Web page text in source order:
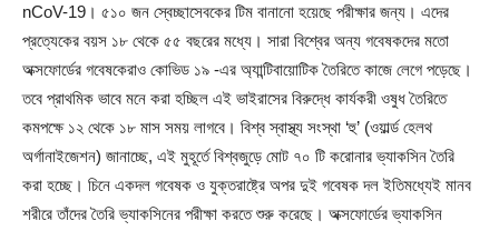
nCoV-19। ৫১০ জন স্বেচ্ছাসেবকের টিম বানানো হয়েছে পরীক্ষার জন্য। এদের
প্রত্যেকের বয়স ১৮ থেকে ৫৫ বছরের মধ্যে। সারা বিশ্বের অন্য গবেষকদের মতো
অক্সফোর্ডের গবেষকেরাও কোভিড ১৯ -এর অ্যান্টিবায়োটিক তৈরিতে কাজে লেগে পড়েছে।
তবে প্রাথমিক ভাবে মনে করা হচ্ছিল এই ভাইরাসের বিরুদ্ধে কার্যকরী ওষুধ তৈরিতে
কমপক্ষে ১২ থেকে ১৮ মাস সময় লাগবে। বিশ্ব স্বাস্থ্য সংস্থা ‘হু’ (ওয়ার্ল্ড হেলথ
অর্গানাইজেশন) জানাচ্ছে, এই মুহূর্তে বিশ্বজুড়ে মোট ৭০ টি করোনার ভ্যাকসিন তৈরি
করা হচ্ছে। চিনে একদল গবেষক ও যুক্তরাষ্ট্রে অপর দুই গবেষক দল ইতিমধ্যেই মানব
শরীরে তাঁদের তৈরি ভ্যাকসিনের পরীক্ষা করতে শুরু করেছে। অক্সফোর্ডের ভ্যাকসিন